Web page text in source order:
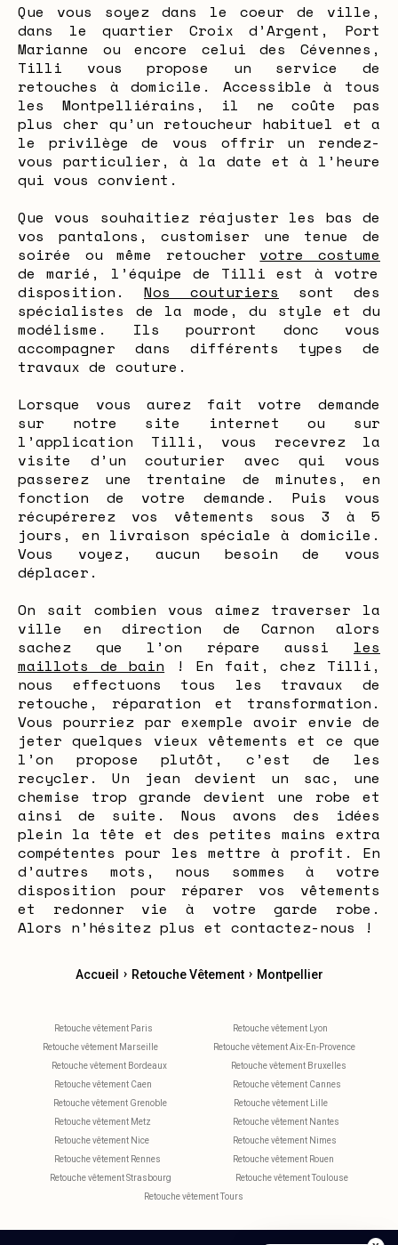
Que vous soyez dans le coeur de ville,
dans le quartier Croix d’Argent, Port
Marianne ou encore celui des Cévennes,
Tilli vous propose un service de
retouches à domicile. Accessible à tous
les Montpelliérains, il ne coûte pas
plus cher qu’un retoucheur habituel et a
le privilège de vous offrir un rendez-
vous particulier, à la date et à l’heure
qui vous convient.
Que vous souhaitiez réajuster les bas de
vos pantalons, customiser une tenue de
soirée ou même retoucher votre costume
de marié, l’équipe de Tilli est à votre
disposition. Nos couturiers sont des
spécialistes de la mode, du style et du
modélisme. Ils pourront donc vous
accompagner dans différents types de
travaux de couture.
Lorsque vous aurez fait votre demande
sur notre site internet ou sur
l’application Tilli, vous recevrez la
visite d’un couturier avec qui vous
passerez une trentaine de minutes, en
fonction de votre demande. Puis vous
récupérerez vos vêtements sous 3 à 5
jours, en livraison spéciale à domicile.
Vous voyez, aucun besoin de vous
déplacer.
On sait combien vous aimez traverser la
ville en direction de Carnon alors
sachez que l’on répare aussi les
maillots de bain ! En fait, chez Tilli,
nous effectuons tous les travaux de
retouche, réparation et transformation.
Vous pourriez par exemple avoir envie de
jeter quelques vieux vêtements et ce que
l’on propose plutôt, c’est de les
recycler. Un jean devient un sac, une
chemise trop grande devient une robe et
ainsi de suite. Nous avons des idées
plein la tête et des petites mains extra
compétentes pour les mettre à profit. En
d’autres mots, nous sommes à votre
disposition pour réparer vos vêtements
et redonner vie à votre garde robe.
Alors n’hésitez plus et contactez-nous !
Accueil › Retouche Vêtement › Montpellier
Retouche vêtement Paris
Retouche vêtement Lyon
Retouche vêtement Marseille
Retouche vêtement Aix-En-Provence
Retouche vêtement Bordeaux
Retouche vêtement Bruxelles
Retouche vêtement Caen
Retouche vêtement Cannes
Retouche vêtement Grenoble
Retouche vêtement Lille
Retouche vêtement Metz
Retouche vêtement Nantes
Retouche vêtement Nice
Retouche vêtement Nimes
Retouche vêtement Rennes
Retouche vêtement Rouen
Retouche vêtement Strasbourg
Retouche vêtement Toulouse
Retouche vêtement Tours